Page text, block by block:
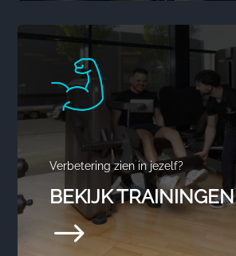
Verbetering zien in jezelf?
BEKIJK TRAININGEN
$